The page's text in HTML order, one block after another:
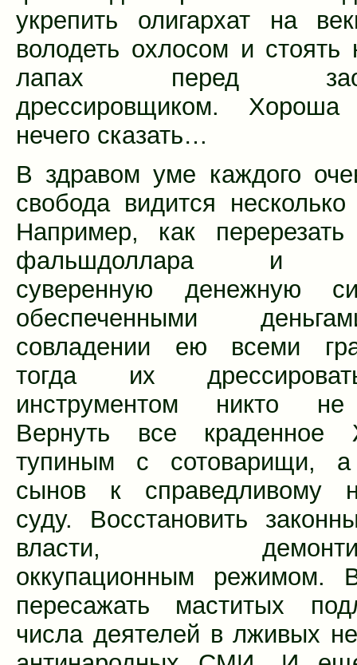
укрепить олигархат на
володеть охлосом и стоять
лапах перед
дрессировщиком. Хороша
нечего сказать…
В здравом уме каждого
свобода видится
Например, как перерезать
фальшдоллара и
суверенную денежную
обеспеченными
совладении ею всеми
тогда их
инструментом никто
Вернуть все
тупиным с сотоварищи,
сынов к справедливому
суду. Восстановить
власти,
оккупационным режимом.
пересажать маститых
числа деятелей в лживых